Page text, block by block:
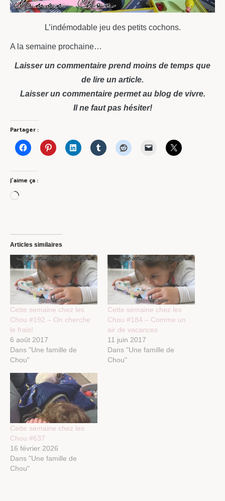
L’indémodable jeu des petits cochons.
A la semaine prochaine…
Laisser un commentaire prend moins de temps que
de lire un article.
Laisser un commentaire permet au blog de vivre.
Il ne faut pas hésiter!
Partager :
J’aime ça :
Chargement…
Articles similaires
Cette semaine chez les
Chou #192 – On cherche
le frais!
6 août 2017
Dans "Une famille de
Chou"
Cette semaine chez les
Chou #184 – Comme un
air de vacances
11 juin 2017
Dans "Une famille de
Chou"
Cette semaine chez les
Chou #637
16 février 2026
Dans "Une famille de
Chou"